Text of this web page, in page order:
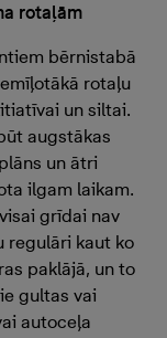
rotaļām
bērnistabā
rotaļu
un siltai.
augstākas
un ātri
ilgam laikam.
grīdai nav
regulāri kaut ko
paklājā, un to
gultas vai
autoceļa